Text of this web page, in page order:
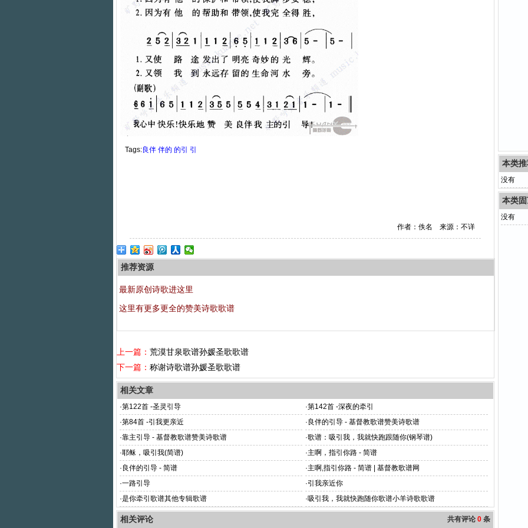
Tags:良伴 伴的 的引 引
作者：佚名 来源：不详
推荐资源
最新原创诗歌进这里
这里有更多更全的赞美诗歌歌谱
上一篇： 荒漠甘泉歌谱孙媛圣歌歌谱
下一篇： 称谢诗歌谱孙媛圣歌歌谱
相关文章
·第122首 -圣灵引导 ·第142首 -深夜的牵引
·第84首 -引我更亲近 · 良伴的引导 - 基督教歌谱赞美诗歌谱
·靠主引导 - 基督教歌谱赞美诗歌谱 ·歌谱：吸引我，我就快跑跟随你(钢琴谱)
·耶稣，吸引我(简谱) ·主啊，指引你路 - 简谱
· 良伴的引导 - 简谱 ·主啊,指引你路 - 简谱 | 基督教歌谱网
·一路引导 ·引我亲近你
·是你牵引歌谱其他专辑歌谱 ·吸引我，我就快跑随你歌谱小羊诗歌歌谱
共有评论 0 条
相关评论
本类
没有
本类
没有